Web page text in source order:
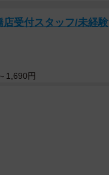
受付スタッフ/未経験
1,690円